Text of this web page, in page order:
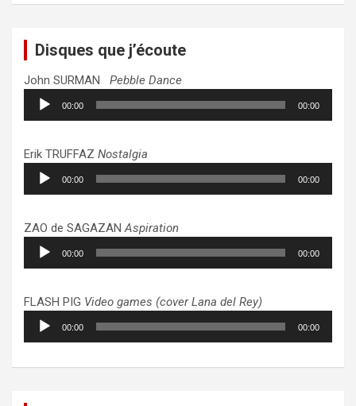
Disques que j’écoute
John SURMAN Pebble Dance
Lecteur
audio
00:00 00:00
Erik TRUFFAZ Nostalgia
Lecteur
audio
00:00 00:00
ZAO de SAGAZANAspiration
Lecteur
audio
00:00 00:00
FLASH PIG Video games (cover Lana del Rey)
Lecteur
audio
00:00 00:00